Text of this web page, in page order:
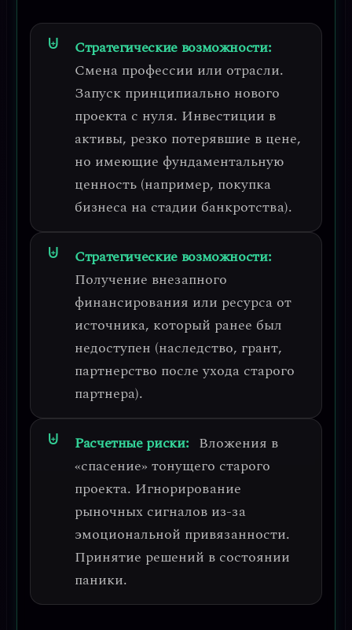
Стратегические возможности:
Смена профессии или отрасли.
Запуск принципиально нового
проекта с нуля. Инвестиции в
активы, резко потерявшие в цене,
но имеющие фундаментальную
ценность (например, покупка
бизнеса на стадии банкротства).
Стратегические возможности:
Получение внезапного
финансирования или ресурса от
источника, который ранее был
недоступен (наследство, грант,
партнерство после ухода старого
партнера).
Расчетные риски: Вложения в
«спасение» тонущего старого
проекта. Игнорирование
рыночных сигналов из-за
эмоциональной привязанности.
Принятие решений в состоянии
паники.